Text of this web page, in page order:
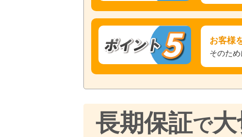
お客様
そのため
長期保証で大